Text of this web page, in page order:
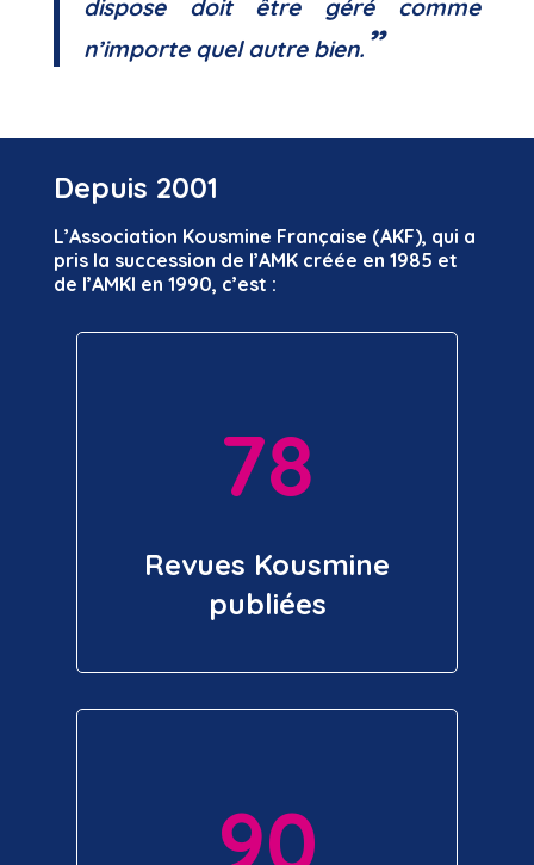
dispose doit être géré comme
n’importe quel autre bien. ”
Depuis 2001
L’Association Kousmine Française (AKF), qui a
pris la succession de l’AMK créée en 1985 et
de l’AMKI en 1990, c’est :
78
Revues Kousmine
publiées
90